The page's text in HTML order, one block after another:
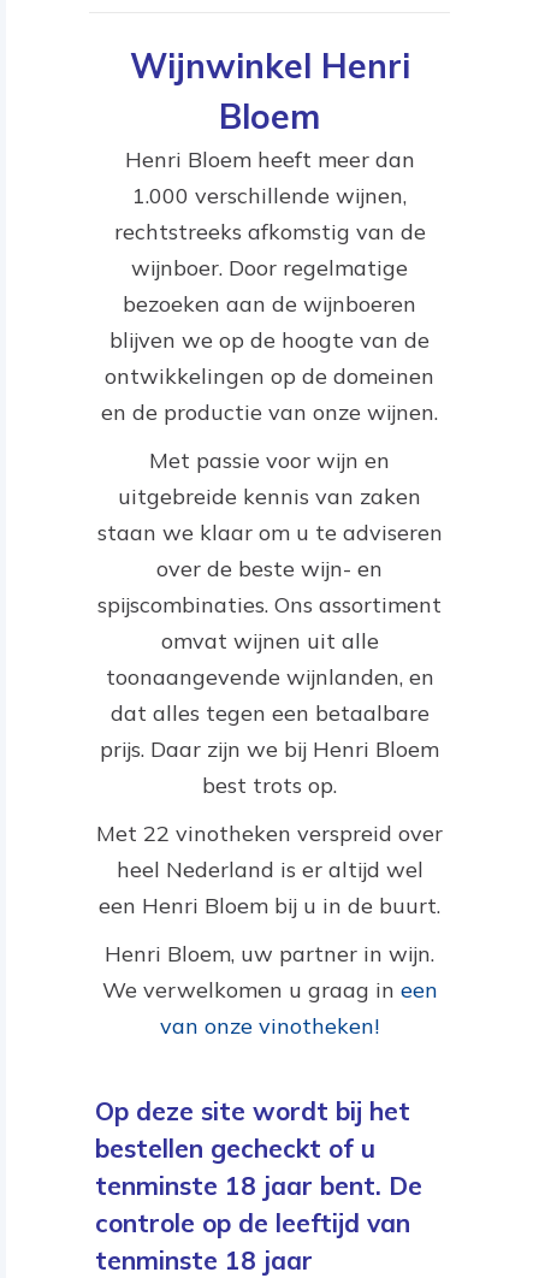
Wijnwinkel Henri
Bloem
Henri Bloem heeft meer dan
1.000 verschillende wijnen,
rechtstreeks afkomstig van de
wijnboer. Door regelmatige
bezoeken aan de wijnboeren
blijven we op de hoogte van de
ontwikkelingen op de domeinen
en de productie van onze wijnen.
Met passie voor wijn en
uitgebreide kennis van zaken
staan we klaar om u te adviseren
over de beste wijn- en
spijscombinaties. Ons assortiment
omvat wijnen uit alle
toonaangevende wijnlanden, en
dat alles tegen een betaalbare
prijs. Daar zijn we bij Henri Bloem
best trots op.
Met 22 vinotheken verspreid over
heel Nederland is er altijd wel
een Henri Bloem bij u in de buurt.
Henri Bloem, uw partner in wijn.
We verwelkomen u graag in een
van onze vinotheken!
Op deze site wordt bij het
bestellen gecheckt of u
tenminste 18 jaar bent. De
controle op de leeftijd van
tenminste 18 jaar